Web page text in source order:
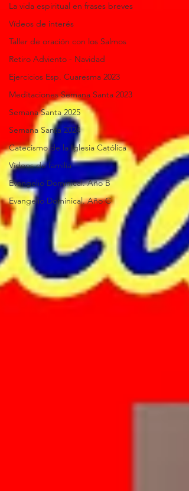
La vida espiritual en frases breves
Vídeos de interés
Taller de oración con los Salmos
Retiro Adviento - Navidad
Ejercicios Esp. Cuaresma 2023
Meditaciones Semana Santa 2023
Semana Santa 2025
Semana Santa 2024
Catecismo de la Iglesia Católica
Vídeos de familia
Evangelio Dominical. Año B
Evangelio Dominical. Año C